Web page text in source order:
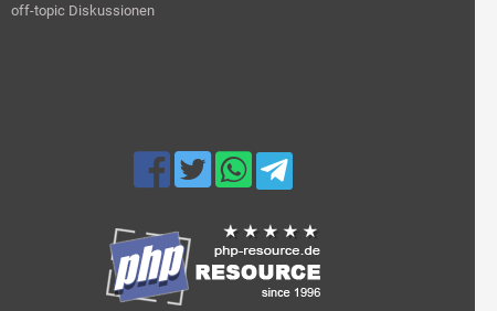
off-topic Diskussionen